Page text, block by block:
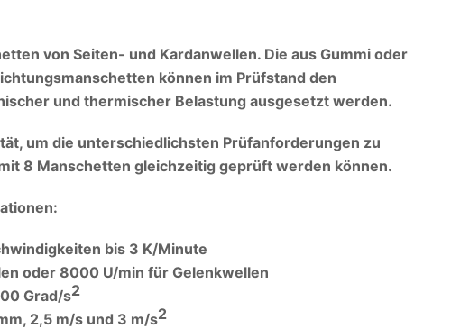
von Seiten- und Kardanwellen. Die aus Gummi oder
können im Prüfstand den
und thermischer Belastung ausgesetzt werden.
um die unterschiedlichsten Prüfanforderungen zu
8 Manschetten gleichzeitig geprüft werden können.
bis 3 K/Minute
oder 8000 U/min für Gelenkwellen
Grad/s2
2,5 m/s und 3 m/s2